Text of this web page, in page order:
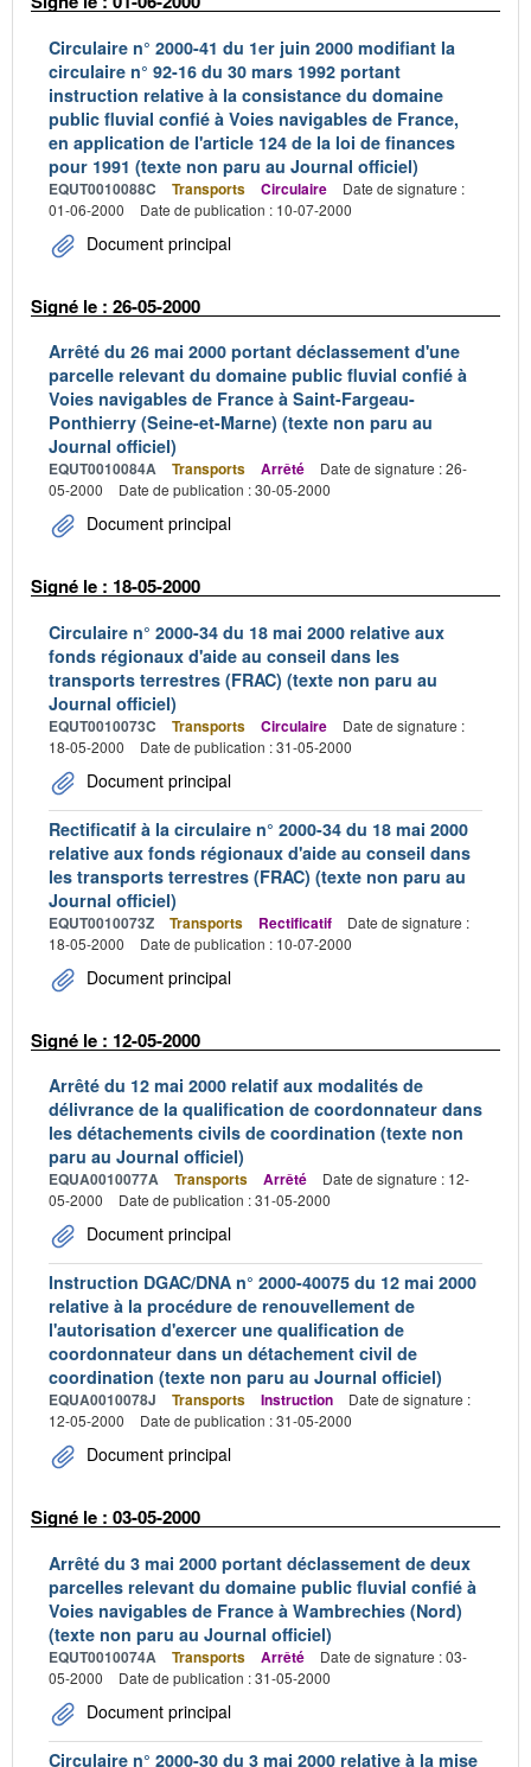
Circulaire n° 2000-41 du 1er juin 2000 modifiant la
circulaire n° 92-16 du 30 mars 1992 portant
instruction relative à la consistance du domaine
public fluvial confié à Voies navigables de France,
en application de l'article 124 de la loi de finances
pour 1991 (texte non paru au Journal officiel)
EQUT0010088C Transports Circulaire
Date de signature :
01-06-2000
Date de publication : 10-07-2000
Document principal
Signé le : 26-05-2000
Arrêté du 26 mai 2000 portant déclassement d'une
parcelle relevant du domaine public fluvial confié à
Voies navigables de France à Saint-Fargeau-
Ponthierry (Seine-et-Marne) (texte non paru au
Journal officiel)
EQUT0010084A Transports Arrêté
Date de signature : 26-
05-2000
Date de publication : 30-05-2000
Document principal
Signé le : 18-05-2000
Circulaire n° 2000-34 du 18 mai 2000 relative aux
fonds régionaux d'aide au conseil dans les
transports terrestres (FRAC) (texte non paru au
Journal officiel)
EQUT0010073C Transports Circulaire
Date de signature :
18-05-2000
Date de publication : 31-05-2000
Document principal
Rectificatif à la circulaire n° 2000-34 du 18 mai 2000
relative aux fonds régionaux d'aide au conseil dans
les transports terrestres (FRAC) (texte non paru au
Journal officiel)
EQUT0010073Z Transports Rectificatif
Date de signature :
18-05-2000
Date de publication : 10-07-2000
Document principal
Signé le : 12-05-2000
Arrêté du 12 mai 2000 relatif aux modalités de
délivrance de la qualification de coordonnateur dans
les détachements civils de coordination (texte non
paru au Journal officiel)
EQUA0010077A Transports Arrêté
Date de signature : 12-
05-2000
Date de publication : 31-05-2000
Document principal
Instruction DGAC/DNA n° 2000-40075 du 12 mai 2000
relative à la procédure de renouvellement de
l'autorisation d'exercer une qualification de
coordonnateur dans un détachement civil de
coordination (texte non paru au Journal officiel)
EQUA0010078J Transports Instruction
Date de signature :
12-05-2000
Date de publication : 31-05-2000
Document principal
Signé le : 03-05-2000
Arrêté du 3 mai 2000 portant déclassement de deux
parcelles relevant du domaine public fluvial confié à
Voies navigables de France à Wambrechies (Nord)
(texte non paru au Journal officiel)
EQUT0010074A Transports Arrêté
Date de signature : 03-
05-2000
Date de publication : 31-05-2000
Document principal
Circulaire n° 2000-30 du 3 mai 2000 relative à la mise